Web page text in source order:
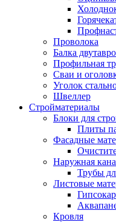
Проволока
Балка
Профильная
Сваи и
Уголок
Швеллер
Стройматериалы
Блоки для
Плиты
Фасадные
Наружная
Трубы
Листовые
Кровля